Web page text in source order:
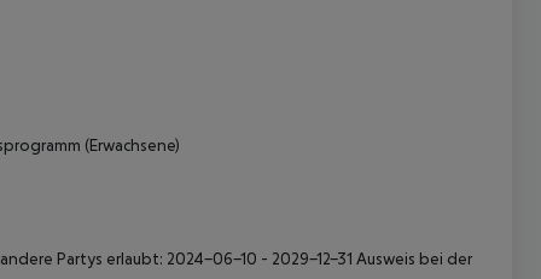
(Erwachsene)
Partys erlaubt: 2024-06-10 - 2029-12-31 Ausweis bei der